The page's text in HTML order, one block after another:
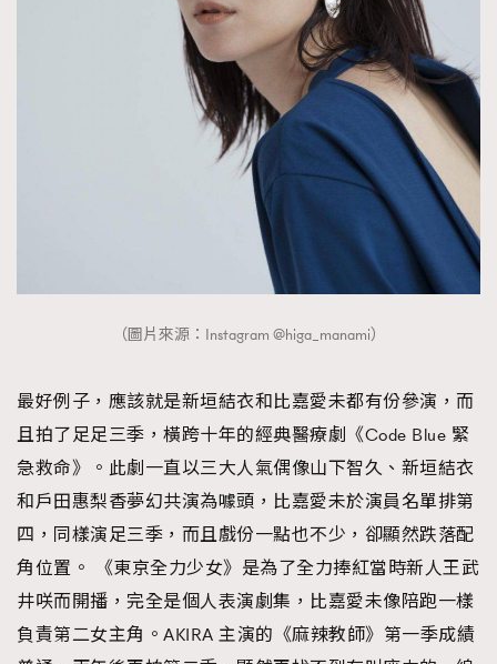
（圖片來源：Instagram @higa_manami）
最好例子，應該就是新垣結衣和比嘉愛未都有份參演，而
且拍了足足三季，橫跨十年的經典醫療劇《Code Blue 緊
急救命》。此劇一直以三大人氣偶像山下智久、新垣結衣
和戶田惠梨香夢幻共演為噱頭，比嘉愛未於演員名單排第
四，同樣演足三季，而且戲份一點也不少，卻顯然跌落配
角位置。 《東京全力少女》是為了全力捧紅當時新人王武
井咲而開播，完全是個人表演劇集，比嘉愛未像陪跑一樣
負責第二女主角。AKIRA 主演的《麻辣教師》第一季成績